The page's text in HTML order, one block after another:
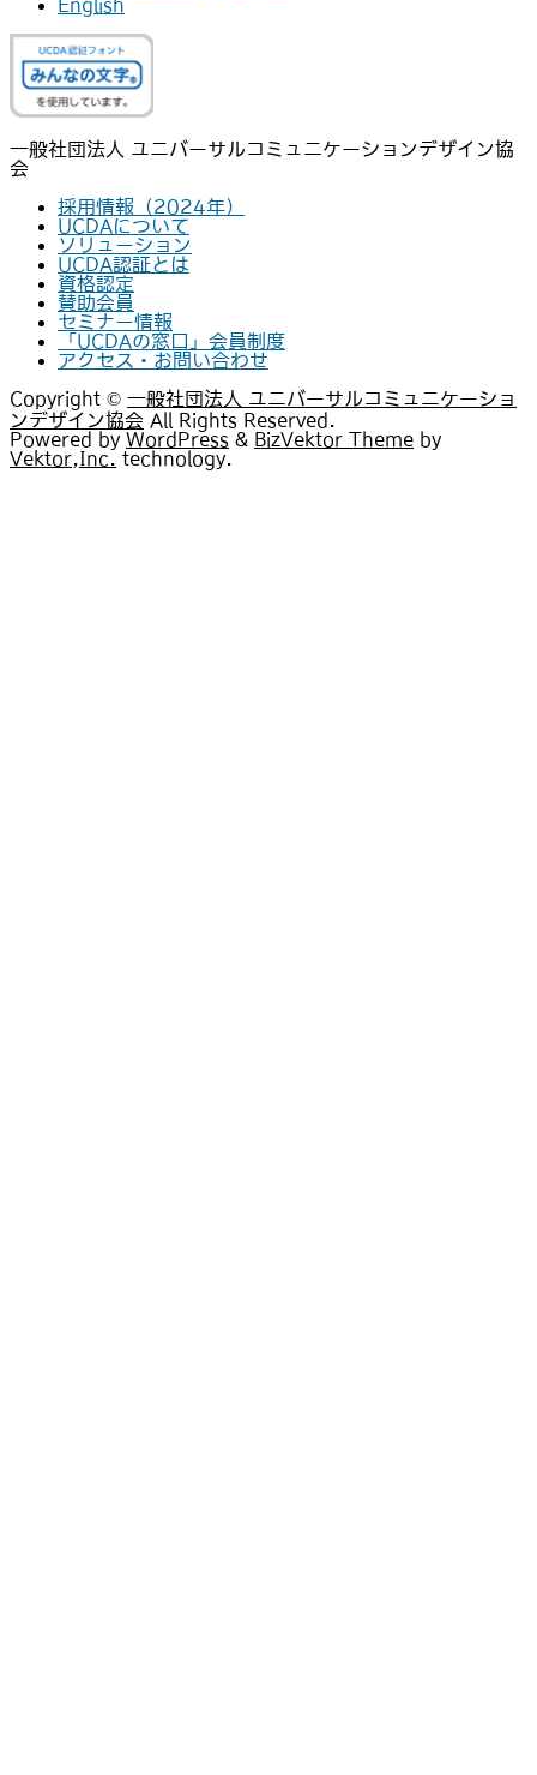
English
一般社団法人 ユニバーサルコミュニケーションデザイン協
会
採用情報（2024年）
UCDAについて
ソリューション
UCDA認証とは
資格認定
賛助会員
セミナー情報
「UCDAの窓口」会員制度
アクセス・お問い合わせ
Copyright © 一般社団法人 ユニバーサルコミュニケーショ
ンデザイン協会 All Rights Reserved.
Powered by WordPress & BizVektor Theme by
Vektor,Inc.
technology.